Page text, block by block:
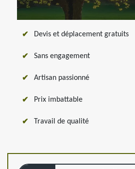
Devis et déplacement gratuits
Sans engagement
Artisan passionné
Prix imbattable
Travail de qualité